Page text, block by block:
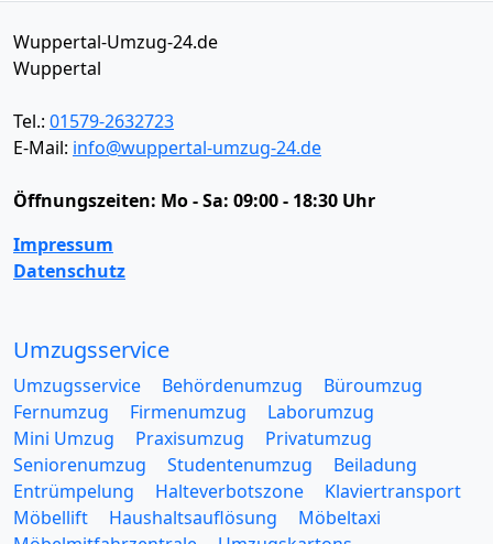
Wuppertal-Umzug-24.de
Wuppertal
Tel.: 01579-2632723
E-Mail: info@wuppertal-umzug-24.de
Öffnungszeiten: Mo - Sa: 09:00 - 18:30 Uhr
Impressum
Datenschutz
Umzugsservice
Umzugsservice Behördenumzug
Büroumzug
Fernumzug
Firmenumzug
Laborumzug
Mini Umzug
Praxisumzug
Privatumzug
Seniorenumzug
Studentenumzug
Beiladung
Entrümpelung
Halteverbotszone
Klaviertransport
Möbellift
Haushaltsauflösung
Möbeltaxi